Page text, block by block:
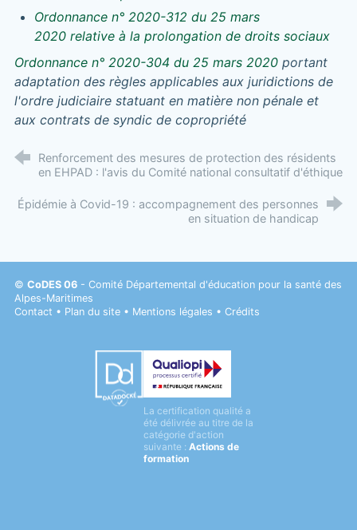
Ordonnance n° 2020-312 du 25 mars
2020 relative à la prolongation de droits sociaux
Ordonnance n° 2020-304 du 25 mars 2020portant
adaptation des règles applicables aux juridictions de
l'ordre judiciaire statuant en matière non pénale et
aux contrats de syndic de copropriété
Renforcement des mesures de protection des résidents
en EHPAD : l'avis du Comité national consultatif d'éthique
Épidémie à Covid-19 : accompagnement des personnes
en situation de handicap
© CoDES 06- Comité Départemental d'éducation pour la santé des
Alpes-Maritimes
Contact • Plan du site• Mentions légales • Crédits
Datadock
Qualiopi
La certification qualité a
été délivrée au titre de la
catégorie d'action
suivante : Actions de
formation